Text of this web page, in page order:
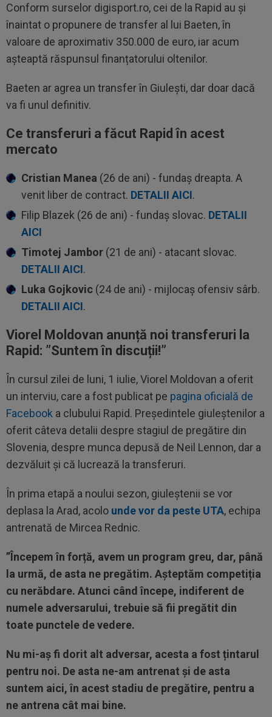
Conform surselor digisport.ro, cei de la Rapid au și
înaintat o propunere de transfer al lui Baeten, în
valoare de aproximativ 350.000 de euro, iar acum
așteaptă răspunsul finanțatorului oltenilor.
Baeten ar agrea un transfer în Giulești, dar doar dacă
va fi unul definitiv.
Ce transferuri a făcut Rapid în acest
mercato
Cristian Manea (26 de ani) - fundaș dreapta. A
venit liber de contract. DETALII AICI.
Filip Blazek (26 de ani) - fundaș slovac. DETALII
AICI
Timotej Jambor (21 de ani) - atacant slovac.
DETALII AICI.
Luka Gojkovic (24 de ani) - mijlocaș ofensiv sârb.
DETALII AICI.
Viorel Moldovan anunță noi transferuri la
Rapid: ”Suntem în discuții!”
În cursul zilei de luni, 1 iulie, Viorel Moldovan a oferit
un interviu, care a fost publicat pe pagina oficială de
Facebook a clubului Rapid. Președintele giuleștenilor a
oferit câteva detalii despre stagiul de pregătire din
Slovenia, despre munca depusă de Neil Lennon, dar a
dezvăluit și că lucrează la transferuri.
În prima etapă a noului sezon, giuleștenii se vor
deplasa la Arad, acolo unde vor da peste UTA, echipa
antrenată de Mircea Rednic.
”Începem în forță, avem un program greu, dar, până
la urmă, de asta ne pregătim. Așteptăm competiția
cu nerăbdare. Atunci când începe, indiferent de
numele adversarului, trebuie să fii pregătit din
toate punctele de vedere.
Nu mi-aș fi dorit alt adversar, acesta a fost țintarul
pentru noi. De asta ne-am antrenat și de asta
suntem aici, în acest stadiu de pregătire, pentru a
ne antrena cât mai bine.